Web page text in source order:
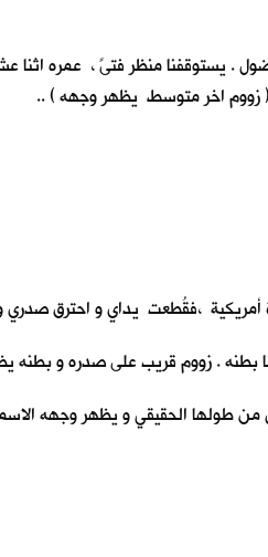
. يستوقفنا منظر فتىً ، عمره
زووم اخر متوسط يظهر وجهه ) ..
،فقُطعت يداي و احترق صدري
بطنه . زووم قريب على صدره و بطنه
طولها الحقيقي و يظهر وجهه